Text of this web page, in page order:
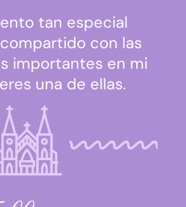
tan especial
con las
importantes en mi
una de ellas.